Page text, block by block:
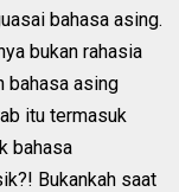
bahasa asing.
bukan rahasia
bahasa asing
itu termasuk
bahasa
Bukankah saat